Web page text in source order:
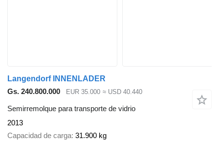
Langendorf INNENLADER
Gs. 240.800.000
EUR 35.000 ≈ USD 40.440
Semirremolque para transporte de vidrio
2013
Capacidad de carga 31.900 kg